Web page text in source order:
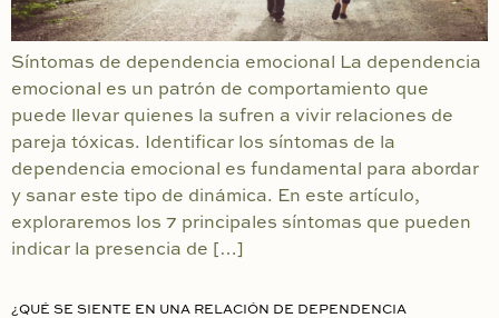
Síntomas de dependencia emocional La dependencia
emocional es un patrón de comportamiento que
puede llevar quienes la sufren a vivir relaciones de
pareja tóxicas. Identificar los síntomas de la
dependencia emocional es fundamental para abordar
y sanar este tipo de dinámica. En este artículo,
exploraremos los 7 principales síntomas que pueden
indicar la presencia de […]
¿QUÉ SE SIENTE EN UNA RELACIÓN DE DEPENDENCIA